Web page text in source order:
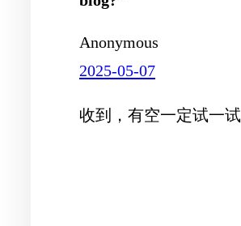
Anonymous
2025-05-07
收到，有空一定试一试